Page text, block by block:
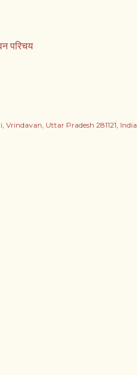
परिचय
Uttar Pradesh 281121, India